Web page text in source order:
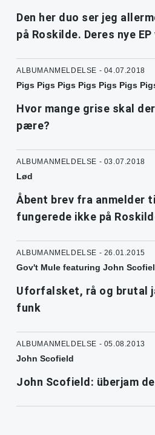
Den her duo ser jeg
på Roskilde. Deres nye
ALBUMANMELDELSE - 04.07.2018
Pigs Pigs Pigs Pigs Pigs Pigs
Hvor mange grise skal
pære?
ALBUMANMELDELSE - 03.07.2018
Lød
Åbent brev fra anmelder
fungerede ikke på
ALBUMANMELDELSE - 26.01.2015
Gov't Mule featuring John
Uforfalsket, rå og brutal
funk
ALBUMANMELDELSE - 05.08.2013
John Scofield
John Scofield: überjam